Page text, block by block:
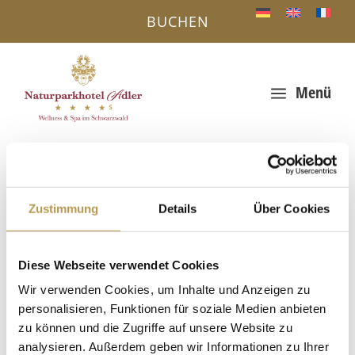
Zustimmung Details Über Cookies
Diese Webseite verwendet Cookies
Wir verwenden Cookies, um Inhalte und Anzeigen zu
personalisieren, Funktionen für soziale Medien anbieten
zu können und die Zugriffe auf unsere Website zu
analysieren. Außerdem geben wir Informationen zu Ihrer
IHR VORTEIL - DIREKTBUCHUNG ONLINE
a Menü
BUCHEN
Ausflugtipp für die ganze Familie
2. November 2025, 9:00-17:00
Mineralienhalde Grube Clara in Wolfach. Ein Highlight für
professionelle Sammler und Hobbysammler. Mineralienfreunde